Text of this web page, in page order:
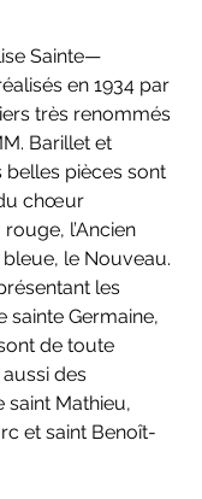
Sainte—
en 1934 par
très renommés
Barillet et
belles pièces sont
chœur
l’Ancien
bleue, le Nouveau.
les
sainte Germaine,
de toute
des
saint Mathieu,
et saint Benoît-